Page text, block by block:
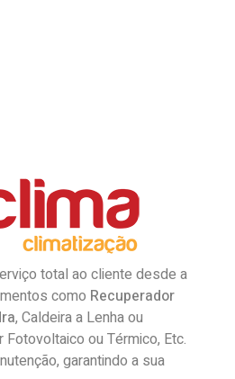
total ao cliente desde a
como Recuperador
, Caldeira a Lenha ou
ou Térmico, Etc.
garantindo a sua